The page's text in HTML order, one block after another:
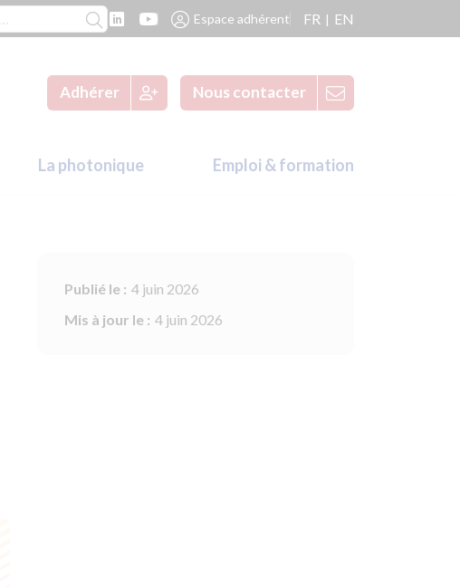
Espace adhérent FR EN
Adhérer Nous contacter
La photonique Emploi & formation
Publié le : 4 juin 2026
Mis à jour le : 4 juin 2026